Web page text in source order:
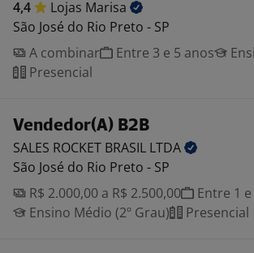
4,4 Lojas Marisa
São José do Rio Preto - SP
A combinar
Entre 3 e 5 anos
Presencial
Vendedor(A) B2B
SALES ROCKET BRASIL LTDA
São José do Rio Preto - SP
R$ 2.000,00 a R$ 2.500,00
Entre 1
Ensino Médio (2º Grau)
Presencial